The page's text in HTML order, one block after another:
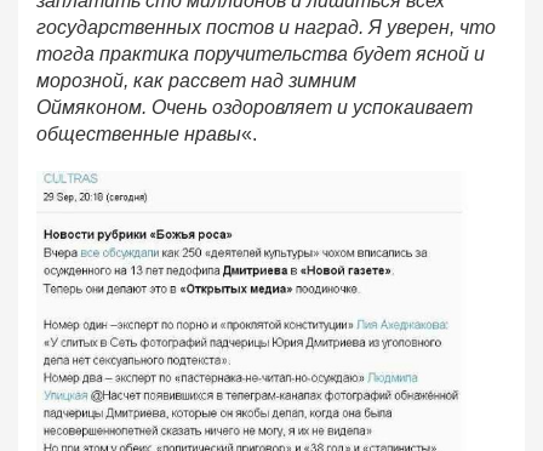
государственных постов и наград. Я уверен, что
тогда практика поручительства будет ясной и
морозной, как рассвет над зимним
Оймяконом. Очень оздоровляет и успокаивает
общественные нравы«.